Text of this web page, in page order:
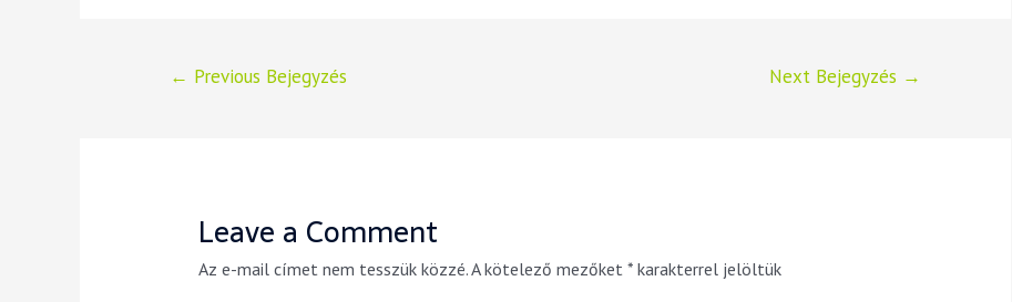
← Previous Bejegyzés Next Bejegyzés →
Leave a Comment
Az e-mail címet nem tesszük közzé.A kötelező mezőket *karakterrel jelöltük